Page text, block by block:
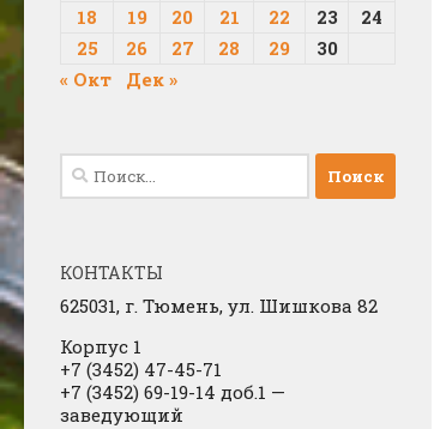
18
19 20 21 22 23
24
25
26 27 28 29
30
« Окт
Дек »
Найти:
КОНТАКТЫ
625031, г. Тюмень, ул. Шишкова 82
Корпус 1
+7 (3452) 47-45-71
+7 (3452) 69-19-14 доб.1 —
заведующий